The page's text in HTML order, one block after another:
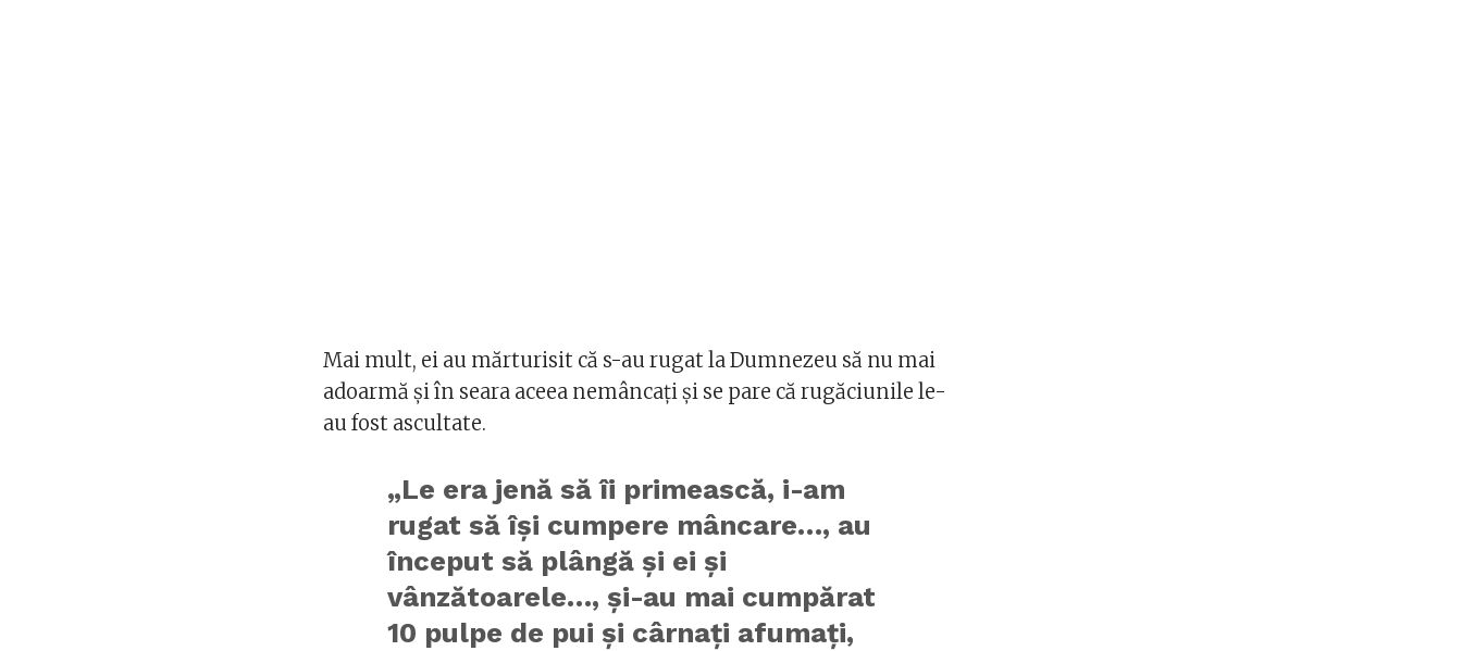
Mai mult, ei au mărturisit că s-au rugat la Dumnezeu să nu mai
adoarmă și în seara aceea nemâncați și se pare că rugăciunile le-
au fost ascultate.
„Le era jenă să îi primească, i-am
rugat să își cumpere mâncare…, au
început să plângă și ei și
vânzătoarele…, și-au mai cumpărat
10 pulpe de pui și cârnați afumați,